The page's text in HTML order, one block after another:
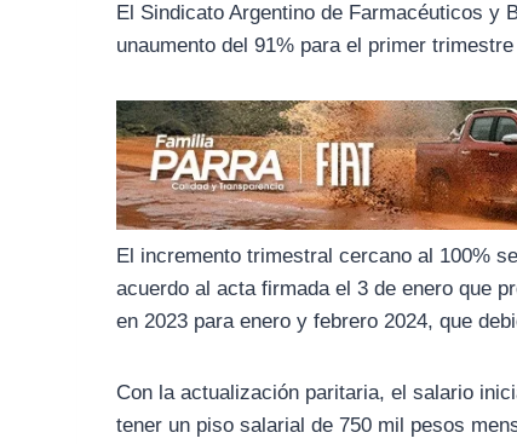
a
p
El Sindicato Argentino de Farmacéuticos
unaumento del 91% para el primer
El incremento trimestral cercano al 100%
acuerdo al acta firmada el 3 de enero que
en 2023 para enero y febrero 2024, que
Con la actualización paritaria, el salario
tener un piso salarial de 750 mil pesos